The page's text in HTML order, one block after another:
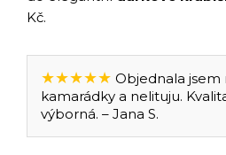
Kč.
★★★★★ Objednala
kamarádky a nelituju.
výborná. – Jana S.